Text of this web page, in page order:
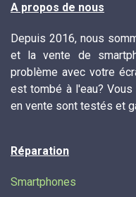
A propos de nous
Depuis 2016, nous
et la vente de
problème avec votre
est tombé à l'eau?
en vente sont testés et
Réparation
Smartphones